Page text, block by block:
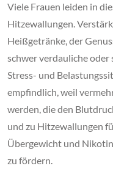
Viele Frauen leiden in
Hitzewallungen.
Heißgetränke, der
schwer verdauliche oder
Stress- und
empfindlich, weil
werden, die den
und zu Hitzewallungen
Übergewicht und
zu fördern.